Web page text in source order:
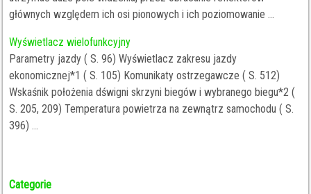
głównych względem ich osi pionowych i ich poziomowanie ...
Wyświetlacz wielofunkcyjny
Parametry jazdy ( S. 96) Wyświetlacz zakresu jazdy
ekonomicznej*1 ( S. 105) Komunikaty ostrzegawcze ( S. 512)
Wskaśnik położenia dświgni skrzyni biegów i wybranego biegu*2 (
S. 205, 209) Temperatura powietrza na zewnątrz samochodu ( S.
396) ...
Categorie